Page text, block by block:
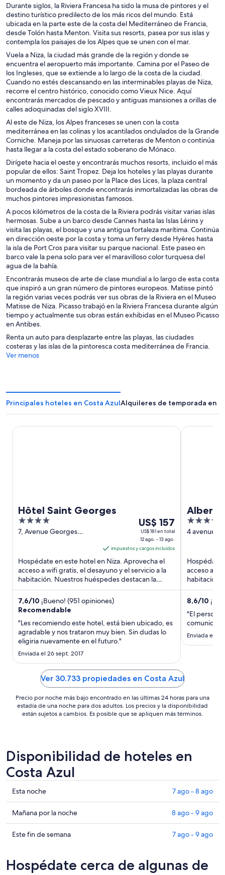
Durante siglos, la Riviera Francesa ha sido la musa de pintores y el
destino turístico predilecto de los más ricos del mundo. Está
ubicada en la parte este de la costa del Mediterráneo de Francia,
desde Tolón hasta Menton. Visita sus resorts, pasea por sus islas y
contempla los paisajes de los Alpes que se unen con el mar.
Vuela a Niza, la ciudad más grande de la región y donde se
encuentra el aeropuerto más importante. Camina por el Paseo de
los Ingleses, que se extiende a lo largo de la costa de la ciudad.
Cuando no estés descansando en las interminables playas de Niza,
recorre el centro histórico, conocido como Vieux Nice. Aquí
encontrarás mercados de pescado y antiguas mansiones a orillas de
calles adoquinadas del siglo XVIII.
Al este de Niza, los Alpes franceses se unen con la costa
mediterránea en las colinas y los acantilados ondulados de la Grande
Corniche. Maneja por las sinuosas carreteras de Menton o continúa
hasta llegar a la costa del estado soberano de Mónaco.
Dirígete hacia el oeste y encontrarás muchos resorts, incluido el más
popular de ellos: Saint Tropez. Deja los hoteles y las playas durante
un momento y da un paseo por la Place des Lices, la plaza central
bordeada de árboles donde encontrarás inmortalizadas las obras de
muchos pintores impresionistas famosos.
A pocos kilómetros de la costa de la Riviera podrás visitar varias islas
hermosas. Sube a un barco desde Cannes hasta las Islas Lérins y
visita las playas, el bosque y una antigua fortaleza marítima. Continúa
en dirección oeste por la costa y toma un ferry desde Hyères hasta
la isla de Port Cros para visitar su parque nacional. Este paseo en
barco vale la pena solo para ver el maravilloso color turquesa del
agua de la bahía.
Encontrarás museos de arte de clase mundial a lo largo de esta costa
que inspiró a un gran número de pintores europeos. Matisse pintó
la región varias veces podrás ver sus obras de la Riviera en el Museo
Matisse de Niza. Picasso trabajó en la Riviera Francesa durante algún
tiempo y actualmente sus obras están exhibidas en el Museo Picasso
en Antibes.
Renta un auto para desplazarte entre las playas, las ciudades
costeras y las islas de la pintoresca costa mediterránea de Francia.
Ver menos
Principales hoteles en Costa AzulAlquileres de temporada en
Hôtel Saint Georges
4
out
7, Avenue Georges
Del
12
ago
al
13
ago,
el
es
de
US$ 157
US$ 181 en total
12 ago. - 13 ago.
impuestos y cargos incluidos
Hospédate en este hotel en Niza. Aprovecha el
acceso a wifi gratis, el desayuno y el servicio a la
habitación. Nuestros huéspedes destacan la
atención del personal ...
7,6/10 ¡Bueno! (951 opiniones)
Recomendable
"Les recomiendo este hotel, está bien ubicado, es
agradable y nos trataron muy bien. Sin dudas lo
eligiria nuevamente en el futuro."
Enviada el 26 sept. 2017
Hôtel Saint Georges
Albert
4
out
4 avenue
Hospédate
acceso a
habitación.
atención
8,6/10
"El
Enviada el
Albert 1'er
Ver 30.733 propiedades en Costa Azul
Precio por noche más bajo encontrado en las últimas 24 horas para una
estadía de una noche para dos adultos. Los precios y la disponibilidad
están sujetos a cambios. Es posible que se apliquen más términos.
Disponibilidad de hoteles en
Costa Azul
Ver
precios
de
propiedades
en
para
Esta noche 7 ago - 8 ago
Ver
precios
de
Costa
Mañana por la noche 8 ago - 9 ago
Ver
propiedades
Este fin de semana 7 ago - 9 ago
Hospédate cerca de algunas de